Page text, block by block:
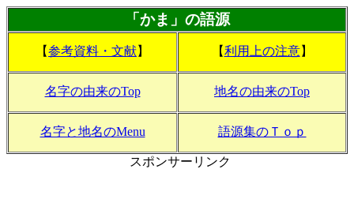
「かま」の語源
【参考資料・文献】 【利用上の注意】
名字の由来のTop 地名の由来のTop
名字と地名のMenu 語源集のＴｏｐ
スポンサーリンク